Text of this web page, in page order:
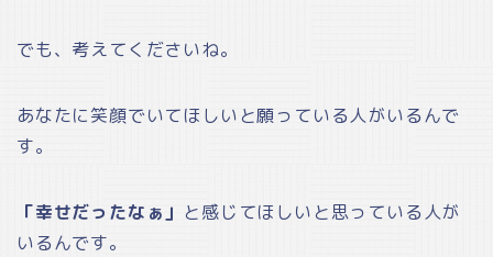
でも、考えてくださいね。
あなたに笑顔でいてほしいと願っている人がいるんで
す。
「幸せだったなぁ」 と感じてほしいと思っている人が
いるんです。